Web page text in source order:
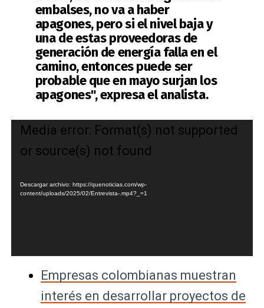
embalses, no va a haber
apagones, pero si el nivel baja y
una de estas proveedoras de
generación de energía falla en el
camino, entonces puede ser
probable queen mayo surjan los
apagones", expresa el analista.
Reproductor
vídeo
Media error: Format(s) not supported
or source(s) not found
Descargar archivo: https://quenoticias.com/wp-
content/uploads/2025/02/Entrevista-.mp4?_=1
Empresas colombianas muestran
interés en desarrollar proyectos de